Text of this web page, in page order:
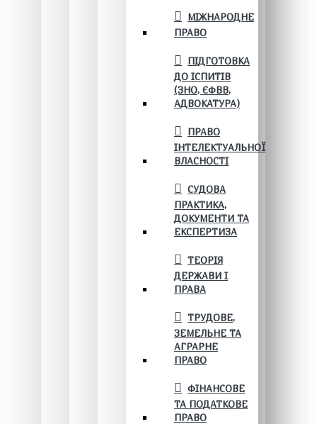
МІЖНАРОДНЕ
ПРАВО
ПІДГОТОВКА
ДО ІСПИТІВ
(ЗНО, ЄФВВ,
АДВОКАТУРА)
ПРАВО
ІНТЕЛЕКТУАЛЬНОЇ
ВЛАСНОСТІ
СУДОВА
ПРАКТИКА,
ДОКУМЕНТИ ТА
ЕКСПЕРТИЗА
ТЕОРІЯ
ДЕРЖАВИ І
ПРАВА
ТРУДОВЕ,
ЗЕМЕЛЬНЕ ТА
АГРАРНЕ
ПРАВО
ФІНАНСОВЕ
ТА ПОДАТКОВЕ
ПРАВО